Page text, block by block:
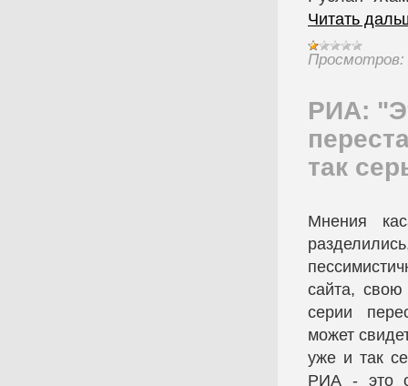
Читать
Просмотров:
РИА:
так
Мнения
сайта,
серии
может
уже и так
РИА - это